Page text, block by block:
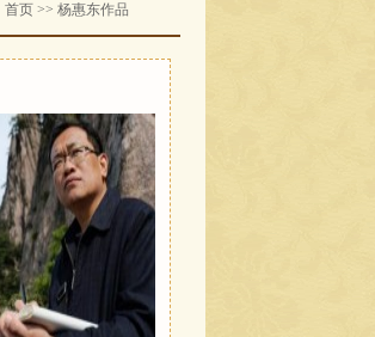
首页 >> 杨惠东作品